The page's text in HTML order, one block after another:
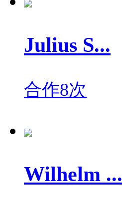
Julius S...
合作8次
Wilhelm ...